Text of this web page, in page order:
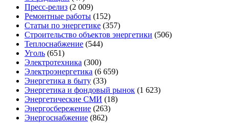
Пресс-релиз (2 009)
Ремонтные работы (152)
Статьи по энергетике (357)
Строительство объектов энергетики (506)
Теплоснабжение (544)
Уголь (651)
Электротехника (300)
Электроэнергетика (6 659)
Энергетика в быту (33)
Энергетика и фондовый рынок (1 623)
Энергетические СМИ (18)
Энергосбережение (263)
Энергоснабжение (862)